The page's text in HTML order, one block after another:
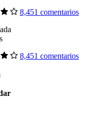
8,451 comentarios
8,451 comentarios